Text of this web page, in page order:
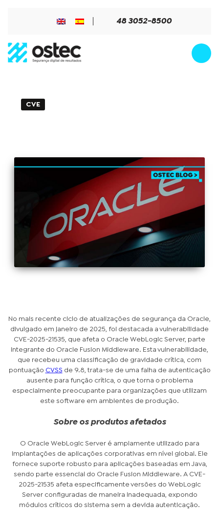
48 3052-8500
CVE
No mais recente ciclo de atualizações de segurança da Oracle,
divulgado em janeiro de 2025, foi destacada a vulnerabilidade
CVE-2025-21535, que afeta o Oracle WebLogic Server, parte
integrante do Oracle Fusion Middleware. Esta vulnerabilidade,
que recebeu uma classificação de gravidade crítica, com
pontuação CVSS de 9.8, trata-se de uma falha de autenticação
ausente para função crítica, o que torna o problema
especialmente preocupante para organizações que utilizam
este software em ambientes de produção.
Sobre os produtos afetados
O Oracle WebLogic Server é amplamente utilizado para
implantações de aplicações corporativas em nível global. Ele
fornece suporte robusto para aplicações baseadas em Java,
sendo parte essencial do Oracle Fusion Middleware. A CVE-
2025-21535 afeta especificamente versões do WebLogic
Server configuradas de maneira inadequada, expondo
módulos críticos do sistema sem a devida autenticação.